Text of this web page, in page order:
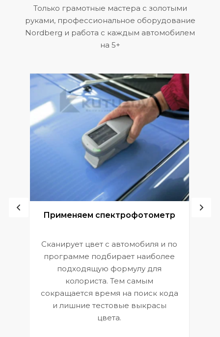
Только грамотные мастера с золотыми
руками, профессиональное оборудование
Nordberg и работа с каждым автомобилем
на 5+
Применяем спектрофотометр
Сканирует цвет с автомобиля и по
программе подбирает наиболее
подходящую формулу для
колориста. Тем самым
сокращается время на поиск кода
и лишние тестовые выкрасы
цвета.